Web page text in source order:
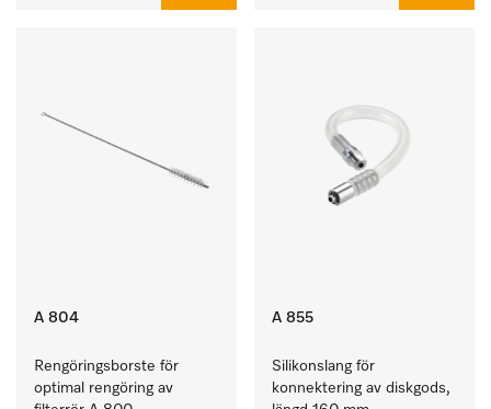
A 804
Rengöringsborste för
optimal rengöring av
A 855
Silikonslang för
konnektering av diskgods,